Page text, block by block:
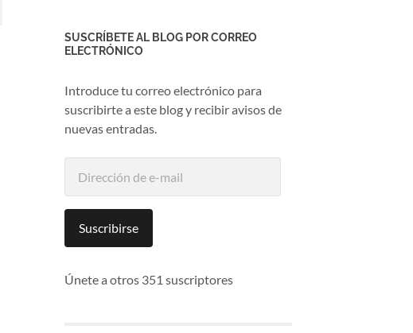
SUSCRÍBETE AL BLOG POR CORREO
ELECTRÓNICO
Introduce tu correo electrónico para
suscribirte a este blog y recibir avisos de
nuevas entradas.
mailSuscribirse
Únete a otros 351 suscriptores